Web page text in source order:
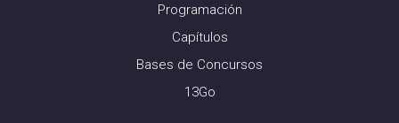
Programación
Capítulos
Bases de Concursos
13Go